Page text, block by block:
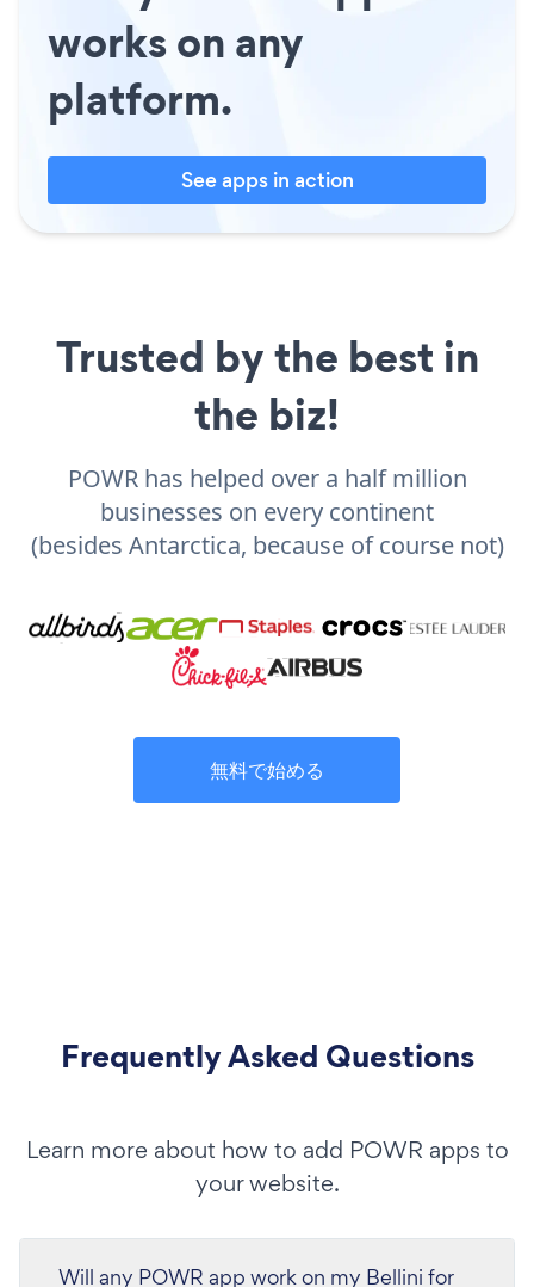
works on any
platform.
See apps in action
Trusted by the best in
the biz!
POWR has helped over a half million
businesses on every continent
(besides Antarctica, because of course not)
無料で始める
Frequently Asked Questions
Learn more about how to add POWR apps to
your website.
Will any POWR app work on my Bellini for